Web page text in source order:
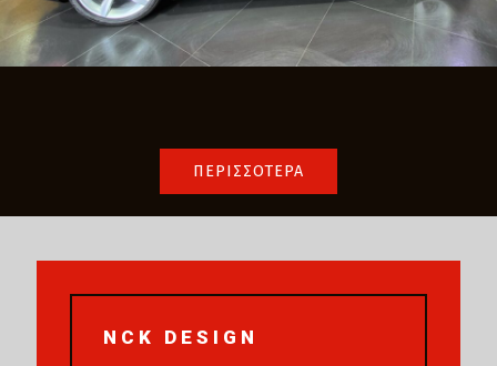
ΠΕΡΙΣΣΟΤΕΡΑ
NCK DESIGN